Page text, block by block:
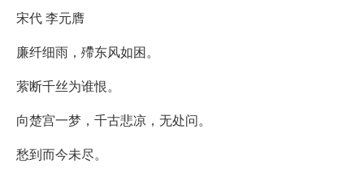
宋代 李元膺
廉纤细雨，殢东风如困。
萦断千丝为谁恨。
向楚宫一梦，千古悲凉，无处问。
愁到而今未尽。